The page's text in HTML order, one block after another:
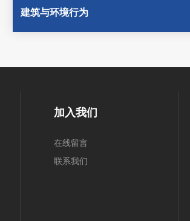
建筑与环境行为
加入我们
在线留言
联系我们